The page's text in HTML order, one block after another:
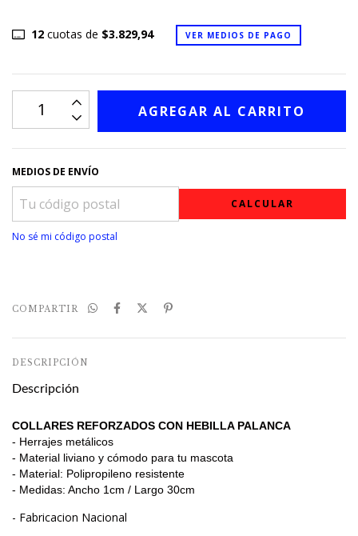
12cuotas de $3.829,94 VER MEDIOS DE PAGO
MEDIOS DE ENVÍO
CALCULAR
No sé mi código postal
COMPARTIR
DESCRIPCIÓN
Descripción
COLLARES REFORZADOS CON HEBILLA PALANCA
- Herrajes metálicos
- Material liviano y cómodo para tu mascota
- Material: Polipropileno resistente
- Medidas: Ancho 1cm / Largo 30cm
- Fabricacion Nacional